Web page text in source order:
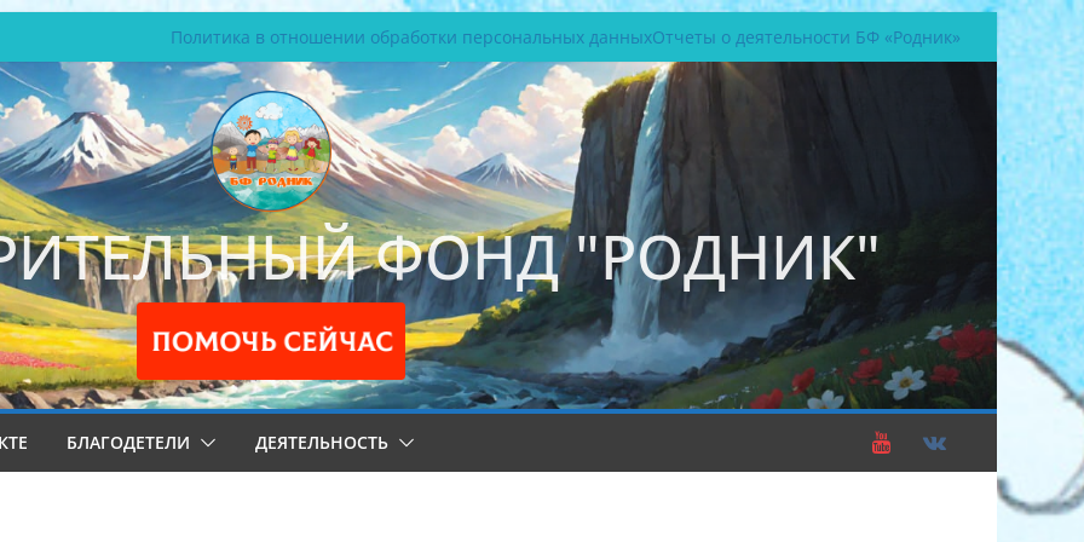
Политика в отношении обработки персональных данныхОтчеты о деятельности БФ «Родник»
ФОНД "РОДНИК"
БЛАГОДЕТЕЛИ ДЕЯТЕЛЬНОСТЬ